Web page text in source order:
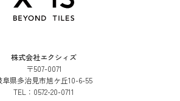
株式会社エクシィズ
〒507-0071
阜県多治見市旭ケ丘10-6-55
TEL： 0572-20-0711